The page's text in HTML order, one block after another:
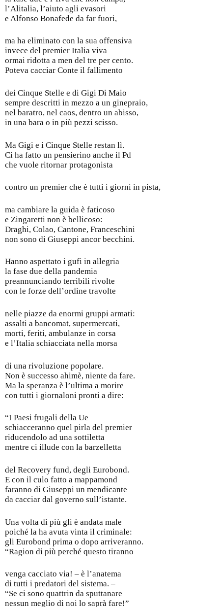
l’Alitalia, l’aiuto agli evasori
e Alfonso Bonafede da far fuori,
ma ha eliminato con la sua offensiva
invece del premier Italia viva
ormai ridotta a men del tre per cento.
Poteva cacciar Conte il fallimento
dei Cinque Stelle e di Gigi Di Maio
sempre descritti in mezzo a un ginepraio,
nel baratro, nel caos, dentro un abisso,
in una bara o in più pezzi scisso.
Ma Gigi e i Cinque Stelle restan lì.
Ci ha fatto un pensierino anche il Pd
che vuole ritornar protagonista
contro un premier che è tutti i giorni in pista,
ma cambiare la guida è faticoso
e Zingaretti non è bellicoso:
Draghi, Colao, Cantone, Franceschini
non sono di Giuseppi ancor becchini.
Hanno aspettato i gufi in allegria
la fase due della pandemia
preannunciando terribili rivolte
con le forze dell’ordine travolte
nelle piazze da enormi gruppi armati:
assalti a bancomat, supermercati,
morti, feriti, ambulanze in corsa
e l’Italia schiacciata nella morsa
di una rivoluzione popolare.
Non è successo ahimè, niente da fare.
Ma la speranza è l’ultima a morire
con tutti i giornaloni pronti a dire:
“I Paesi frugali della Ue
schiacceranno quel pirla del premier
riducendolo ad una sottiletta
mentre ci illude con la barzelletta
del Recovery fund, degli Eurobond.
E con il culo fatto a mappamond
faranno di Giuseppi un mendicante
da cacciar dal governo sull’istante.
Una volta di più gli è andata male
poiché la ha avuta vinta il criminale:
gli Eurobond prima o dopo arriveranno.
“Ragion di più perché questo tiranno
venga cacciato via! – è l’anatema
di tutti i predatori del sistema. –
“Se ci sono quattrin da sputtanare
nessun meglio di noi lo saprà fare!”